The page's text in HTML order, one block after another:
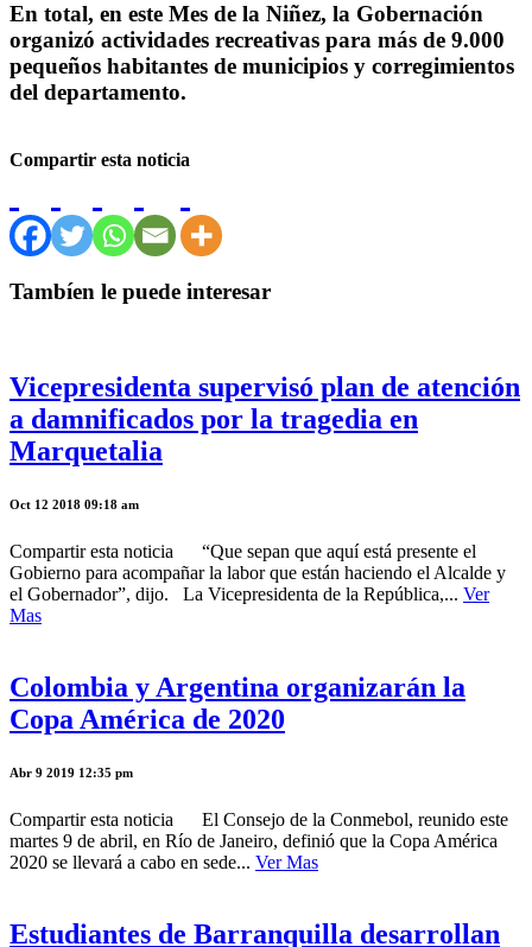
En total, en este Mes de la Niñez, la Gobernación
organizó actividades recreativas para más de 9.000
pequeños habitantes de municipios y corregimientos
del departamento.
Compartir esta noticia
Tambíen le puede interesar
Vicepresidenta supervisó plan de atención
a damnificados por la tragedia en
Marquetalia
Oct 12 2018 09:18 am
Compartir esta noticia “Que sepan que aquí está presente el
Gobierno para acompañar la labor que están haciendo el Alcalde y
el Gobernador”, dijo. La Vicepresidenta de la República,... Ver
Mas
Colombia y Argentina organizarán la
Copa América de 2020
Abr 9 2019 12:35 pm
Compartir esta noticia El Consejo de la Conmebol, reunido este
martes 9 de abril, en Río de Janeiro, definió que la Copa América
2020 se llevará a cabo en sede... Ver Mas
Estudiantes de Barranquilla desarrollan